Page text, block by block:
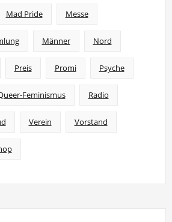
Mad Pride Messe
Männer Nord
Preis Promi Psyche
Feminismus Radio
Verein Vorstand